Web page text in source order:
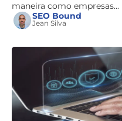
maneira como empresas...
SEO Bound
Jean Silva